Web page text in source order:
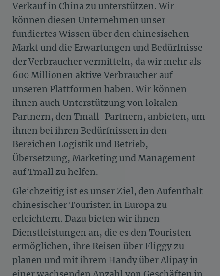
Verkauf in China zu unterstützen. Wir
können diesen Unternehmen unser
fundiertes Wissen über den chinesischen
Markt und die Erwartungen und Bedürfnisse
der Verbraucher vermitteln, da wir mehr als
600 Millionen aktive Verbraucher auf
unseren Plattformen haben. Wir können
ihnen auch Unterstützung von lokalen
Partnern, den Tmall-Partnern, anbieten, um
ihnen bei ihren Bedürfnissen in den
Bereichen Logistik und Betrieb,
Übersetzung, Marketing und Management
auf Tmall zu helfen.
Gleichzeitig ist es unser Ziel, den Aufenthalt
chinesischer Touristen in Europa zu
erleichtern. Dazu bieten wir ihnen
Dienstleistungen an, die es den Touristen
ermöglichen, ihre Reisen über Fliggy zu
planen und mit ihrem Handy über Alipay in